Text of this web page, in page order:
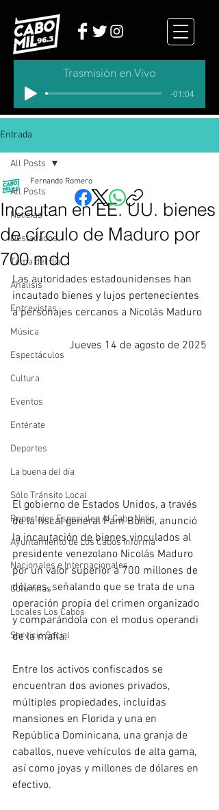
Trasmisión en Vivo
-01:04
Entrada
All Posts
Noticias
Destacados
Tema del dia
Analisis
Entrevistas
Música
Espectáculos
Cultura
Eventos
Entérate
Deportes
La buena del día
Sólo Tránsito Local
Reportajes Especiales Al Cabo Notic
Ayuntamiento de Los Cabos Informa
Nacionales e Internacionales
Columnas
Locales Los Cabos
Servicio Social
All Posts
Incautan en EE. UU. bienes
de círculo de Maduro por
700 mdd
Fernando Romero
Las autoridades estadounidenses han
incautado bienes y lujos pertenecientes
a personajes cercanos a Nicolás Maduro
Jueves 14 de agosto de 2025
El gobierno de Estados Unidos, a través
de la fiscal general Pam Bondi, anunció
la incautación de bienes vinculados al
presidente venezolano Nicolás Maduro
por un valor superior a 700 millones de
dólares, señalando que se trata de una
operación propia del crimen organizado
y comparándola con el modus operandi
de la mafia.
Entre los activos confiscados se
encuentran dos aviones privados,
múltiples propiedades, incluidas
mansiones en Florida y una en
República Dominicana, una granja de
caballos, nueve vehículos de alta gama,
así como joyas y millones de dólares en
efectivo.